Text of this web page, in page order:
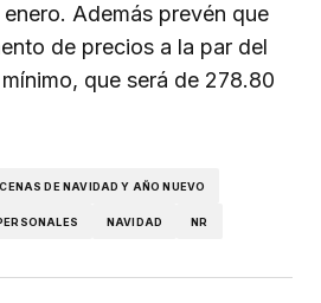
Además prevén que
de precios a la par del
que será de 278.80
CENAS DE NAVIDAD Y AÑO NUEVO
NAVIDAD NR